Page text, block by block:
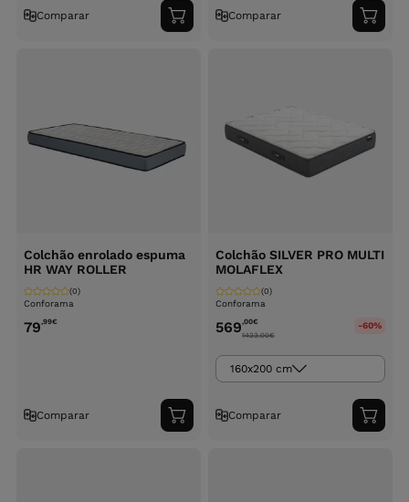
Comparar
Adicionar
ao
Comparar
ao
Colchão enrolado espuma
HR WAY ROLLER
Conforama
(0)
79,99€
Comparar
Adicionar
ao
Colchão SILVER PRO MULTI
MOLAFLEX
Conforama
(0)
569,00€
1423.00€
-60%
160x200 cm
Comparar
ao